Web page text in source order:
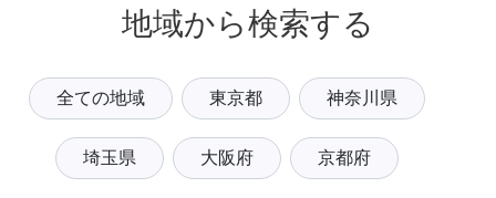
地域から検索する
全ての地域 東京都 神奈川県
埼玉県 大阪府 京都府